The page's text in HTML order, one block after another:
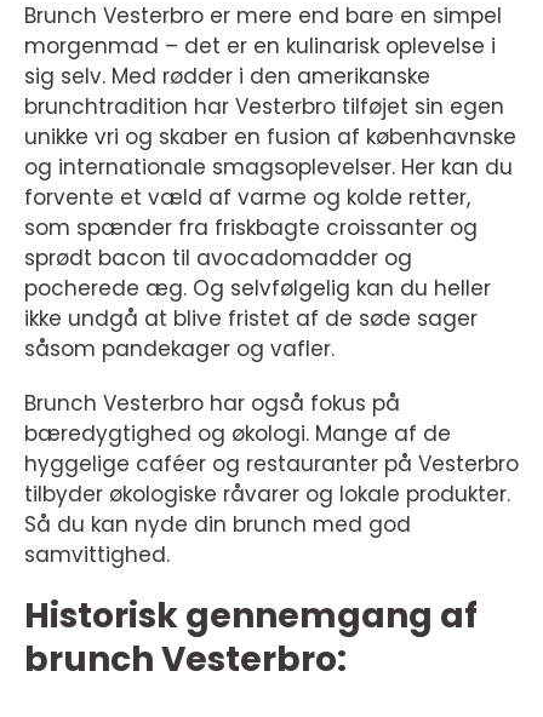
Brunch Vesterbro er mere end bare en simpel
morgenmad – det er en kulinarisk oplevelse i
sig selv. Med rødder i den amerikanske
brunchtradition har Vesterbro tilføjet sin egen
unikke vri og skaber en fusion af københavnske
og internationale smagsoplevelser. Her kan du
forvente et væld af varme og kolde retter,
som spænder fra friskbagte croissanter og
sprødt bacon til avocadomadder og
pocherede æg. Og selvfølgelig kan du heller
ikke undgå at blive fristet af de søde sager
såsom pandekager og vafler.
Brunch Vesterbro har også fokus på
bæredygtighed og økologi. Mange af de
hyggelige caféer og restauranter på Vesterbro
tilbyder økologiske råvarer og lokale produkter.
Så du kan nyde din brunch med god
samvittighed.
Historisk gennemgang af
brunch Vesterbro: